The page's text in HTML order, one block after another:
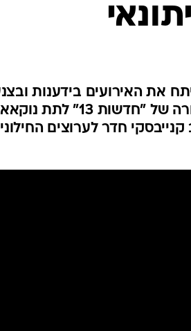
חמש המלצות - ואזהרה
כל הכתבות
את האירועים בידענות
ואפילו אמנון לוי חזר למהדורה המרכזית ועזר למהדורה של "חדשות
חדר לערוצים